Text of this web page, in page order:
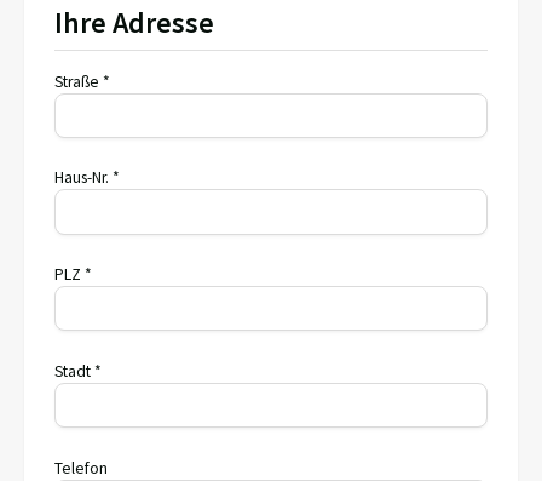
Ihre Adresse
Straße *
Haus-Nr. *
PLZ *
Stadt *
Telefon